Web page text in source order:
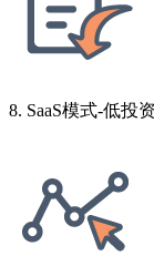
8. SaaS模式-低投